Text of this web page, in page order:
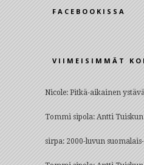
FACEBOOKISSA
VIIMEISIMMÄT
Nicole: Pitkä-aikainen
Tommi sipola: Antti
sirpa: 2000-luvun